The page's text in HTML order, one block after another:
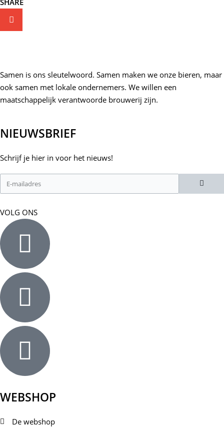
SHARE
Samen is ons sleutelwoord. Samen maken we onze bieren, maar
ook samen met lokale ondernemers. We willen een
maatschappelijk verantwoorde brouwerij zijn.
NIEUWSBRIEF
Schrijf je hier in voor het nieuws!
VOLG ONS
WEBSHOP
De webshop